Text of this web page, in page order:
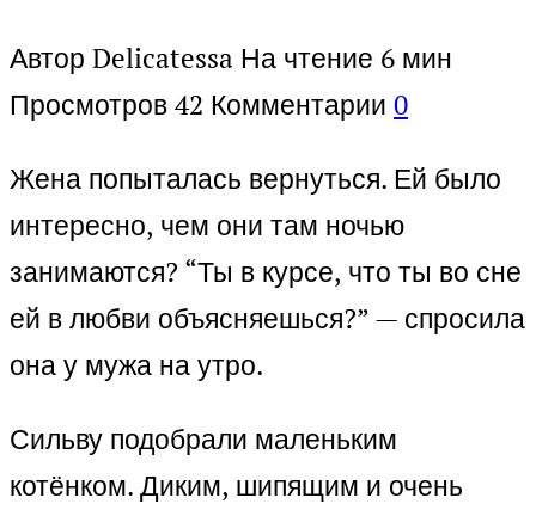
Автор Delicatessa На чтение 6 мин
Просмотров42 Комментарии 0
Жена попыталась вернуться. Ей было
интересно, чем они там ночью
занимаются? “Ты в курсе, что ты во сне
ей в любви объясняешься?” — спросила
она у мужа на утро.
Сильву подобрали маленьким
котёнком. Диким, шипящим и очень